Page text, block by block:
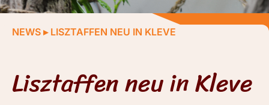
NEWS ▸ LISZTAFFEN NEU IN KLEVE
Lisztaffen neu in Kleve